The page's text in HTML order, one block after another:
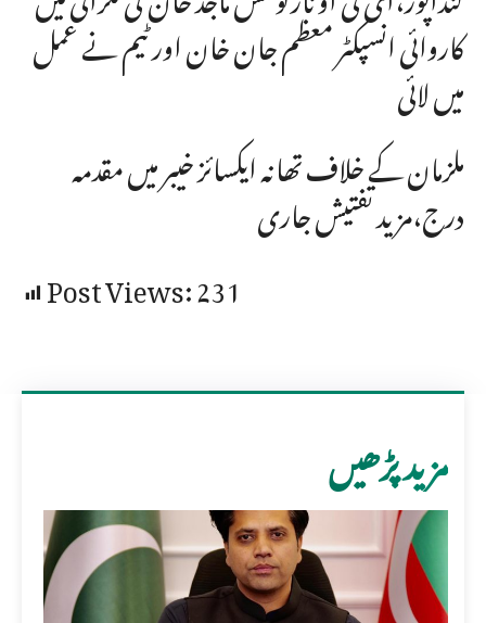
کاروائی انسپکٹر معظم جان خان اور ٹیم نے عمل
میں لائی
ملزمان کے خلاف تھانہ ایکسائز خیبر میں مقدمہ
درج،مزید تفتیش جاری
Post Views:231
مزید پڑھیں